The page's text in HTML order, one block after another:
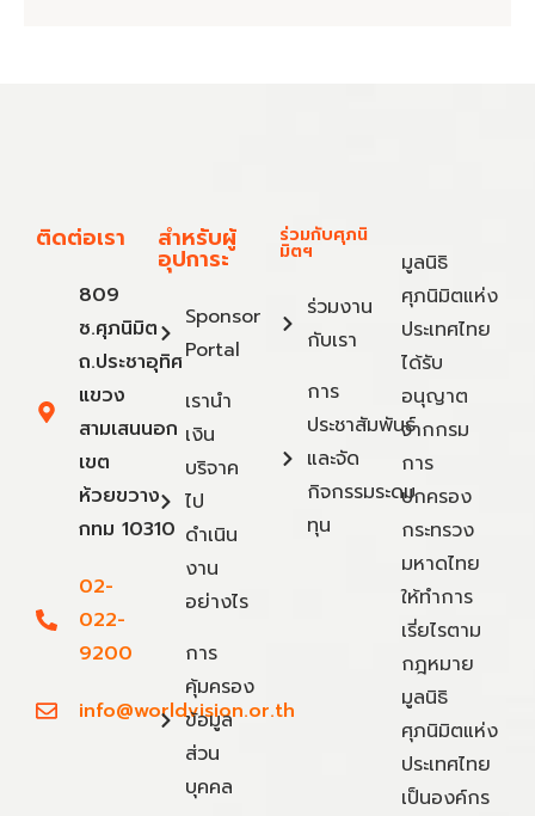
ติดต่อเรา
809
ซ.ศุภนิมิต
ถ.ประชาอุทิศ
แขวง
สามเสนนอก
เขต
ห้วยขวาง
กทม 10310
02-
022-
9200
info@worldvision.or.th
สำหรับผู้
อุปการะ
Sponsor
Portal
เรานำ
เงิน
บริจาค
ไป
ดำเนิน
งาน
อย่างไร
การ
คุ้มครอง
ข้อมูล
ส่วน
บุคคล
ร่วมกับศุภนิ
มิตฯ
ร่วมงาน
กับเรา
การ
ประชาสัมพันธ์
และจัด
กิจกรรมระดม
ทุน
มูลนิธิ
ศุภนิมิตแห่ง
ประเทศไทย
ได้รับ
อนุญาต
จากกรม
การ
ปกครอง
กระทรวง
มหาดไทย
ให้ทำการ
เรี่ยไรตาม
กฎหมาย
มูลนิธิ
ศุภนิมิตแห่ง
ประเทศไทย
เป็นองค์กร